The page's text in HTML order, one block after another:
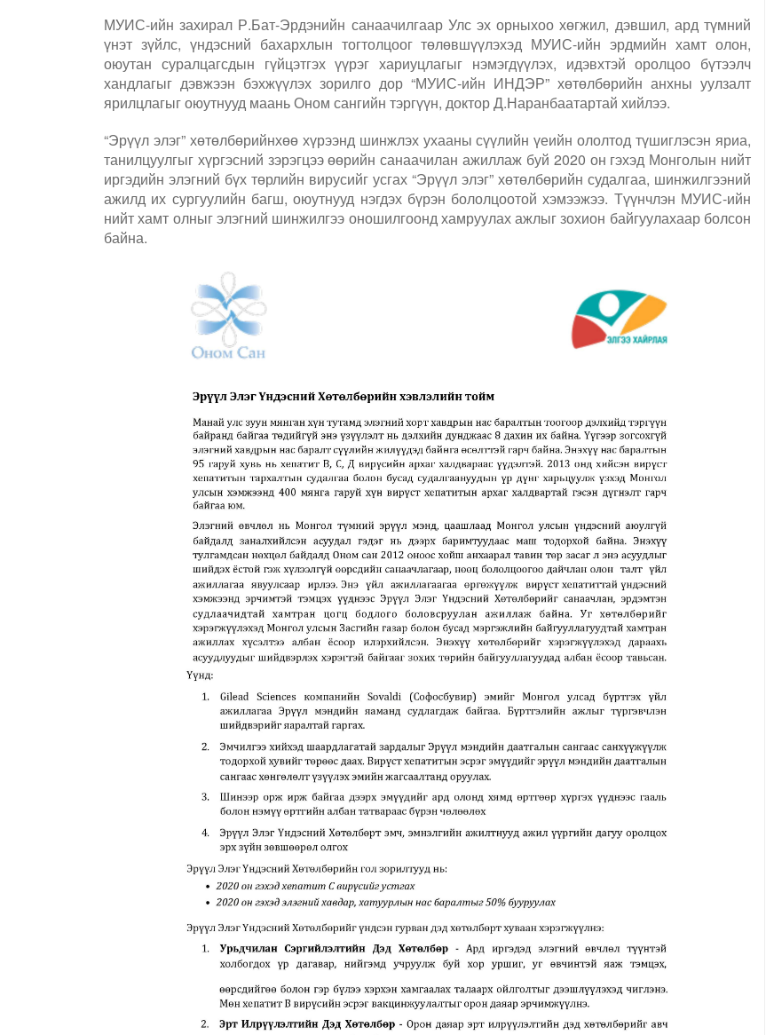
МУИС-ийн захирал Р.Бат-Эрдэнийн санаачилгаар Улс эх орныхоо хөгжил, дэвшил, ард түмний
үнэт зүйлс, үндэсний бахархлын тогтолцоог төлөвшүүлэхэд МУИС-ийн эрдмийн хамт олон,
оюутан суралцагсдын гүйцэтгэх үүрэг хариуцлагыг нэмэгдүүлэх, идэвхтэй оролцоо бүтээлч
хандлагыг дэвжээн бэхжүүлэх зорилго дор “МУИС-ийн ИНДЭР” хөтөлбөрийн анхны уулзалт
ярилцлагыг оюутнууд маань Оном сангийн тэргүүн, доктор Д.Наранбаатартай хийлээ.
“Эрүүл элэг” хөтөлбөрийнхөө хүрээнд шинжлэх ухааны сүүлийн үеийн ололтод түшиглэсэн яриа,
танилцуулгыг хүргэсний зэрэгцээ өөрийн санаачилан ажиллаж буй 2020 он гэхэд Монголын нийт
иргэдийн элэгний бүх төрлийн вирусийг усгах “Эрүүл элэг” хөтөлбөрийн судалгаа, шинжилгээний
ажилд их сургуулийн багш, оюутнууд нэгдэх бүрэн бололцоотой хэмээжээ. Түүнчлэн МУИС-ийн
нийт хамт олныг элэгний шинжилгээ оношилгоонд хамруулах ажлыг зохион байгуулахаар болсон
байна.